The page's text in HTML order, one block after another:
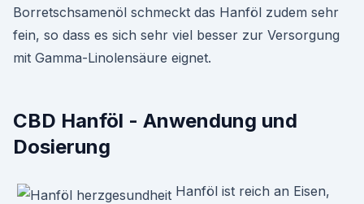
Borretschsamenöl schmeckt das Hanföl zudem sehr
fein, so dass es sich sehr viel besser zur Versorgung
mit Gamma-Linolensäure eignet.
CBD Hanföl - Anwendung und
Dosierung
Hanföl ist reich an Eisen,